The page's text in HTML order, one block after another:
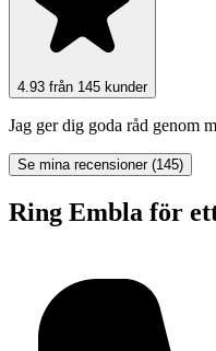
4.93 från 145 kunder
Jag ger dig goda råd genom
Se mina recensioner (145)
Ring Embla för